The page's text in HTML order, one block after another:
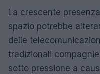
La crescente
spazio potrebbe
delle
tradizionali
sotto pressione a